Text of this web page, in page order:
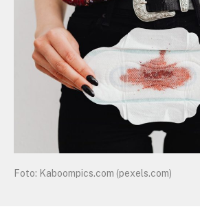
Foto: Kaboompics.com (pexels.com)